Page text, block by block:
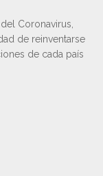
Coronavirus,
de reinventarse
de cada país